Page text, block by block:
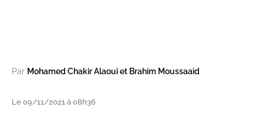
Par Mohamed Chakir Alaoui et Brahim Moussaaid
Le 09/11/2021 à 08h36